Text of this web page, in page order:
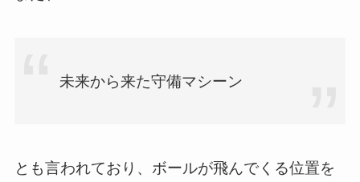
未来から来た守備マシーン
とも言われており、ボールが飛んでくる位置を